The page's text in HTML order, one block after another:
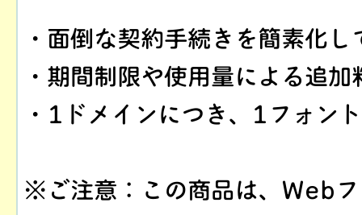
・面倒な契約手続きを簡素化し
・期間制限や使用量による追
・1ドメインにつき、1フォン
※ご注意：この商品は、Web